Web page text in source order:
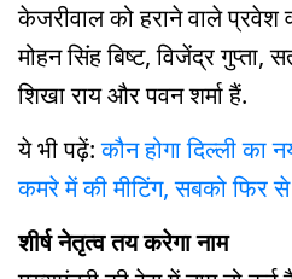
केजरीवाल को हराने वाले प्रवेश
मोहन सिंह बिष्ट, विजेंद्र गुप्ता,
शिखा राय और पवन शर्मा हैं.
ये भी पढ़ें:कौन होगा दिल्ली का
कमरे में की मीटिंग, सबको फिर से
शीर्ष नेतृत्व तय करेगा नाम